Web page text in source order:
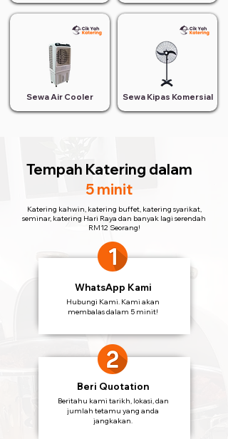
Sewa Air Cooler Sewa Kipas Komersial
Tempah Katering dalam
5 minit
Katering kahwin, katering buffet, katering syarikat,
seminar, katering Hari Raya dan banyak lagi serendah
RM12 Seorang!
WhatsApp Kami
Hubungi Kami. Kami akan
membalas dalam 5 minit!
Beri Quotation
Beritahu kami tarikh, lokasi, dan
jumlah tetamu yang anda
jangkakan.